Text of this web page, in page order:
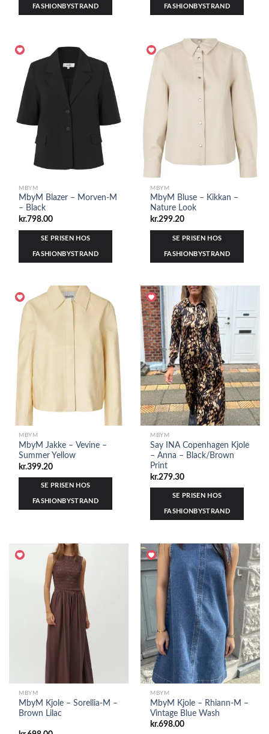
FASHIONBYSTRAND FASHIONBYSTRAND
MBYM
MbyM Blazer – Morven-M
– Black
kr.798.00
SE PRISEN HOS
FASHIONBYSTRAND
MBYM
MbyM Bluse – Kikkan –
Nature Look
kr.299.20
SE PRISEN HOS
FASHIONBYSTRAND
MBYM
MbyM Jakke – Vevine –
Summer Yellow
kr.399.20
SE PRISEN HOS
FASHIONBYSTRAND
MBYM
Say INA Copenhagen Kjole
– Anna – Black/Brown
Print
kr.279.30
SE PRISEN HOS
FASHIONBYSTRAND
MBYM
MbyM Kjole – Sorellia-M –
Brown Lilac
MBYM
MbyM Kjole – Rhiann-M –
Vintage Blue Wash
kr.698.00